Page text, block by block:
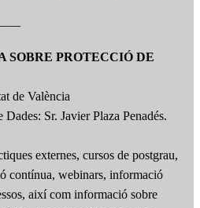
SOBRE PROTECCIÓ DE
de València
Sr. Javier Plaza Penadés.
externes, cursos de postgrau,
contínua, webinars, informació
així com informació sobre